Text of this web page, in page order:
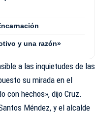
y una razón»
a las inquietudes de las
su mirada en el
con hechos», dijo Cruz.
Méndez, y el alcalde